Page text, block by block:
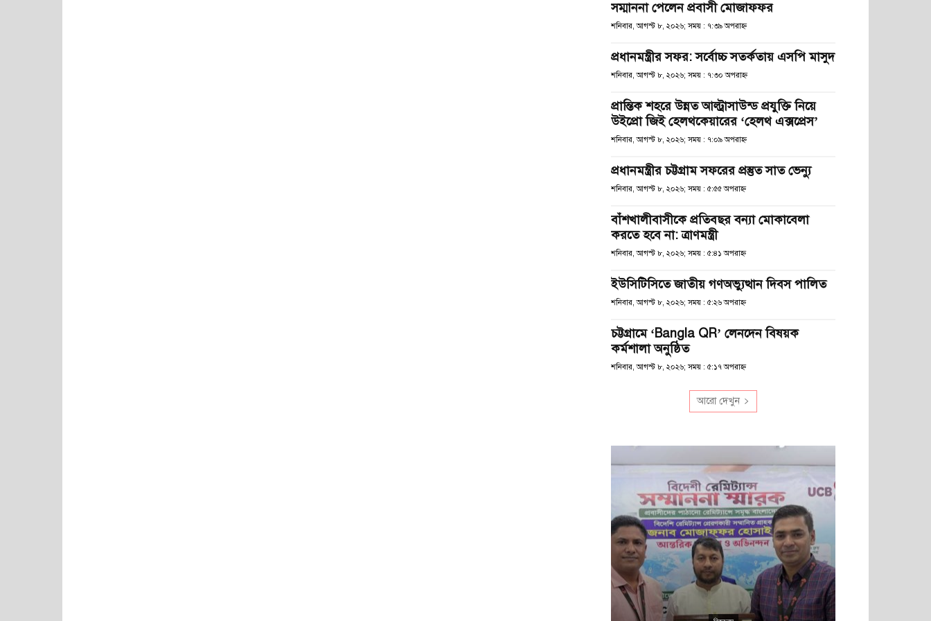
সম্মাননা পেলেন প্রবাসী মোজাফফর
শনিবার, আগস্ট ৮, ২০২৬; সময় : ৭:৩৯ অপরাহ্ণ
প্রধানমন্ত্রীর সফর: সর্বোচ্চ সতর্কতায় এসপি মাসুদ
শনিবার, আগস্ট ৮, ২০২৬; সময় : ৭:৩০ অপরাহ্ণ
প্রান্তিক শহরে উন্নত আল্ট্রাসাউন্ড প্রযুক্তি নিয়ে
উইপ্রো জিই হেলথকেয়ারের ‘হেলথ এক্সপ্রেস’
শনিবার, আগস্ট ৮, ২০২৬; সময় : ৭:০৯ অপরাহ্ণ
প্রধানমন্ত্রীর চট্টগ্রাম সফরের প্রস্তুত সাত ভেন্যু
শনিবার, আগস্ট ৮, ২০২৬; সময় : ৫:৫৫ অপরাহ্ণ
বাঁশখালীবাসীকে প্রতিবছর বন্যা মোকাবেলা
করতে হবে না: ত্রাণমন্ত্রী
শনিবার, আগস্ট ৮, ২০২৬; সময় : ৫:৪১ অপরাহ্ণ
ইউসিটিসিতে জাতীয় গণঅভ্যুত্থান দিবস পালিত
শনিবার, আগস্ট ৮, ২০২৬; সময় : ৫:২৬ অপরাহ্ণ
চট্টগ্রামে ‘Bangla QR’ লেনদেন বিষয়ক
কর্মশালা অনুষ্ঠিত
শনিবার, আগস্ট ৮, ২০২৬; সময় : ৫:১৭ অপরাহ্ণ
আরো দেখুন